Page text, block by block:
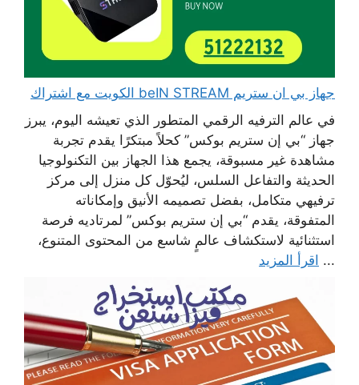
جهاز بي ان ستريم beIN STREAM الكويت مع اشتراك
في عالم الترفيه الرقمي المتطور الذي تعيشه اليوم، يبرز
جهاز “بي إن ستريم بوكس” كحلاً مبتكرًا يقدم تجربة
مشاهدة غير مسبوقة، يجمع هذا الجهاز بين التكنولوجيا
الحديثة والتفاعل السلس، ليُحوّل كل منزل إلى مركز
ترفيهي متكامل، بفضل تصميمه الأنيق وإمكاناته
المتفوقة، يقدم “بي إن ستريم بوكس” لمرتاديه فرصة
استثنائية لاستكشاف عالمٍ شاسع من المحتوى المتنوع،
... اقرأ المزيد